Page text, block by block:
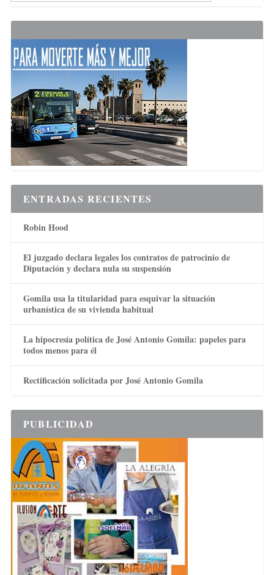
ENTRADAS RECIENTES
Robin Hood
El juzgado declara legales los contratos de patrocinio de
Diputación y declara nula su suspensión
Gomila usa la titularidad para esquivar la situación
urbanística de su vivienda habitual
La hipocresía política de José Antonio Gomila: papeles para
todos menos para él
Rectificación solicitada por José Antonio Gomila
PUBLICIDAD